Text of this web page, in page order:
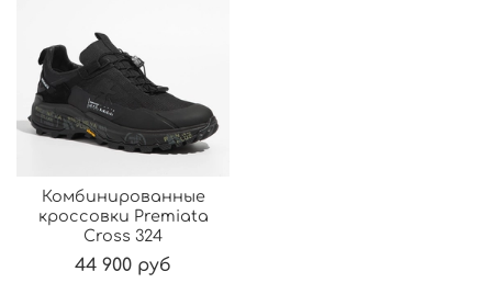
Комбинированные
кроссовки Premiata
Cross 324
44 900 руб